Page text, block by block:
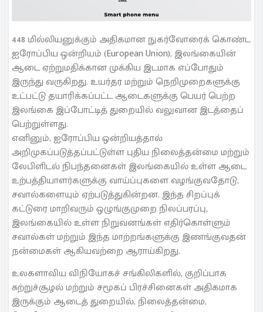
448 மில்லியனுக்கும் அதிகமான நுகர்வோரைக் கொண்ட
ஐரோப்பிய ஒன்றியம் (European Union), இலங்கையின்
ஆடை ஏற்றுமதிக்கான முக்கிய இடமாக எப்போதும்
இருந்து வருகிறது. உயர்தர மற்றும் நெறிமுறைகளுக்கு
உட்பட்டு தயாரிக்கப்பட்ட ஆடைகளுக்கு பெயர் பெற்ற
இலங்கை இப்போட்டித் துறையில் வலுவான இடத்தைப்
பெற்றுள்ளது.
எனினும், ஐரோப்பிய ஒன்றியத்தால்
அறிமுகப்படுத்தப்பட்டுள்ள புதிய நிலைத்தன்மை மற்றும்
லேபிளிடல் நிபந்தனைகள் இலங்கையில் உள்ள ஆடை
உற்பத்தியாளர்களுக்கு வாய்ப்புகளை வழங்குவதோடு,
சவால்களையும் ஏற்படுத்துகின்றன. இந்த சிறப்புக்
கட்டுரை மாறிவரும் ஒழுங்குமுறை நிலப்பரப்பு,
இலங்கையில் உள்ள நிறுவனங்கள் எதிர்கொள்ளும்
சவால்கள் மற்றும் இந்த மாற்றங்களுக்கு இணங்குவதன்
நன்மைகள் ஆகியவற்றை ஆராய்கிறது.
உலகளாவிய விநியோகச் சங்கிலிகளில், குறிப்பாக
சுற்றுச்சூழல் மற்றும் சமூகப் பிரச்சினைகள் அதிகமாக
இருக்கும் ஆடைத் துறையில், நிலைத்தன்மை,